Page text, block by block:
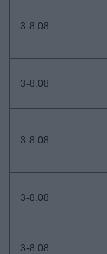
3-8.08
3-8.08
3-8.08
3-8.08
3-8.08